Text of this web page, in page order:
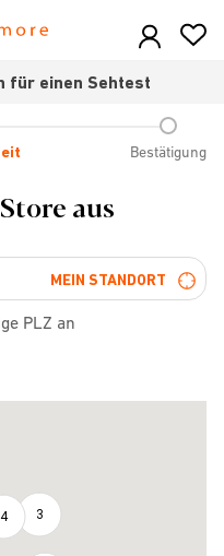
für einen Sehtest
Bestätigung
aus
MEIN STANDORT
PLZ an
4 3